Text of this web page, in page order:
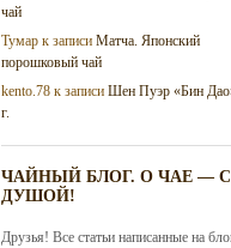
чай
Тумар к записиМатча. Японский
порошковый чай
kento.78 к записиШен Пуэр «Бин
г.
ЧАЙНЫЙ БЛОГ. О ЧАЕ — С
ДУШОЙ!
Друзья! Все статьи написанные на